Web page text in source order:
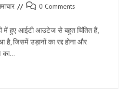
Post 0 Comments
में हुए आईटी आउटेज से बहुत चिंतित हैं,
जिसमें उड़ानों का रद्द होना और
का…